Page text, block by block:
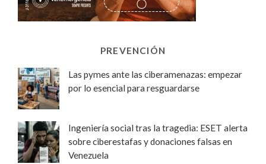
PREVENCIÓN
Las pymes ante las ciberamenazas: empezar
por lo esencial para resguardarse
Ingeniería social tras la tragedia: ESET alerta
sobre ciberestafas y donaciones falsas en
Venezuela